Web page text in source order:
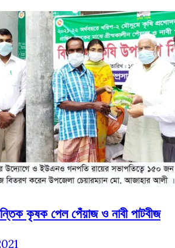
কৃষক পেল পেঁয়াজ ও নাবী পাটবীজ